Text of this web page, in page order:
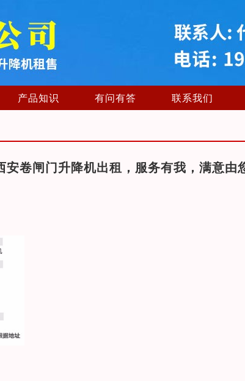
产品知识 有问有答 联系我们
安卷闸门升降机出租，服务有我，满意由